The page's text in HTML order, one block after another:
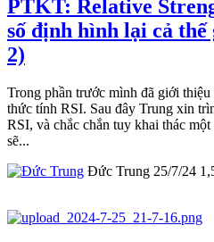
PTKT: Relative
số định hình lại cả
2)
Trong phần trước mình đã giới
thức tính RSI. Sau đây Trung xin
RSI, và chắc chắn tuy khai thác
sẽ...
Đức Trung 25/7/24